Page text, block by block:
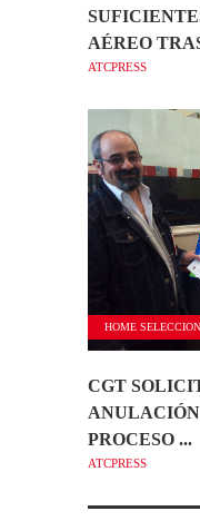
AÉREO
ATCPRESS
HOME SELECCION
CGT
PROCESO ...
ATCPRESS